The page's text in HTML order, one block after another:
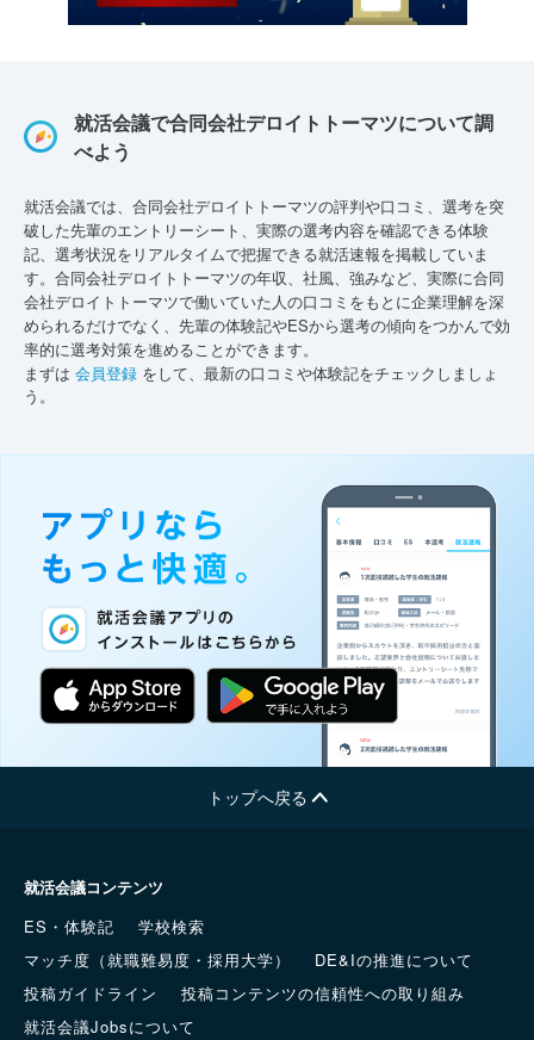
就活会議で合同会社デロイトトーマツについて調
べよう
就活会議では、合同会社デロイトトーマツの評判や口コミ、選考を突
破した先輩のエントリーシート、実際の選考内容を確認できる体験
記、選考状況をリアルタイムで把握できる就活速報を掲載していま
す。合同会社デロイトトーマツの年収、社風、強みなど、実際に合同
会社デロイトトーマツで働いていた人の口コミをもとに企業理解を深
められるだけでなく、先輩の体験記やESから選考の傾向をつかんで効
率的に選考対策を進めることができます。
まずは 会員登録 をして、最新の口コミや体験記をチェックしましょ
う。
トップへ戻る
就活会議コンテンツ
ES・体験記
学校検索
マッチ度（就職難易度・採用大学）
DE&Iの推進について
投稿ガイドライン
投稿コンテンツの信頼性への取り組み
就活会議Jobsについて